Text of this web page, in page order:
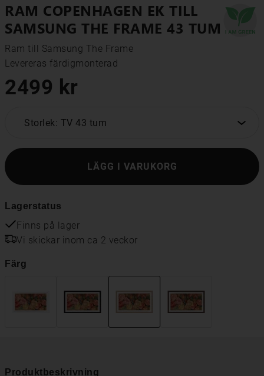
RAM COPENHAGEN EK TILL
SAMSUNG THE FRAME 43 TUM
Ram till Samsung The Frame
Levereras färdigmonterad
2499 kr
Storlek: TV 43 tum
LÄGG I VARUKORG
Lagerstatus
Finns på lager
Vi skickar inom ca 2 veckor
Färg
Produktbeskrivning